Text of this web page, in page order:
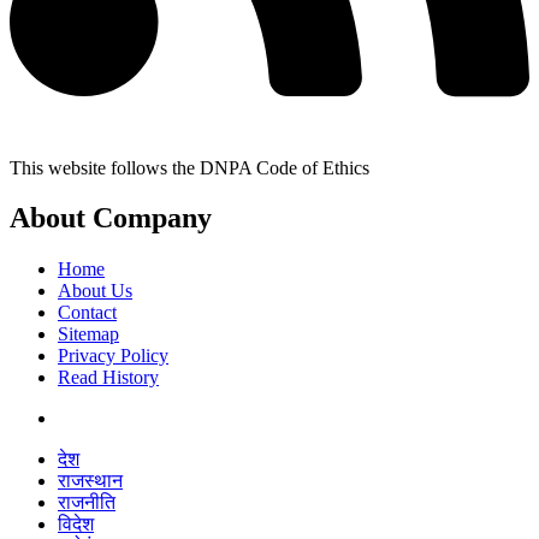
This website follows the DNPA Code of Ethics
About Company
Home
About Us
Contact
Sitemap
Privacy Policy
Read History
देश
राजस्थान
राजनीति
विदेश